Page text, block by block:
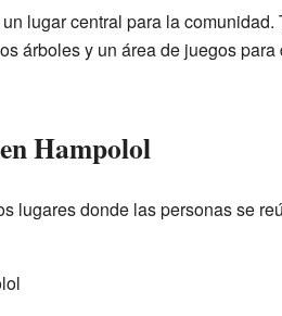
lugar central para la
árboles y un área de juegos
Hampolol
lugares donde las personas se